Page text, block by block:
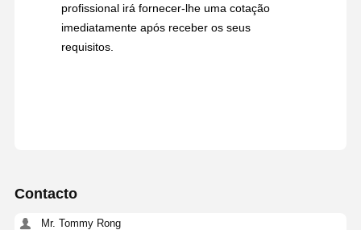
profissional irá fornecer-lhe uma cotação
imediatamente após receber os seus
requisitos.
Contacto
Mr. Tommy Rong